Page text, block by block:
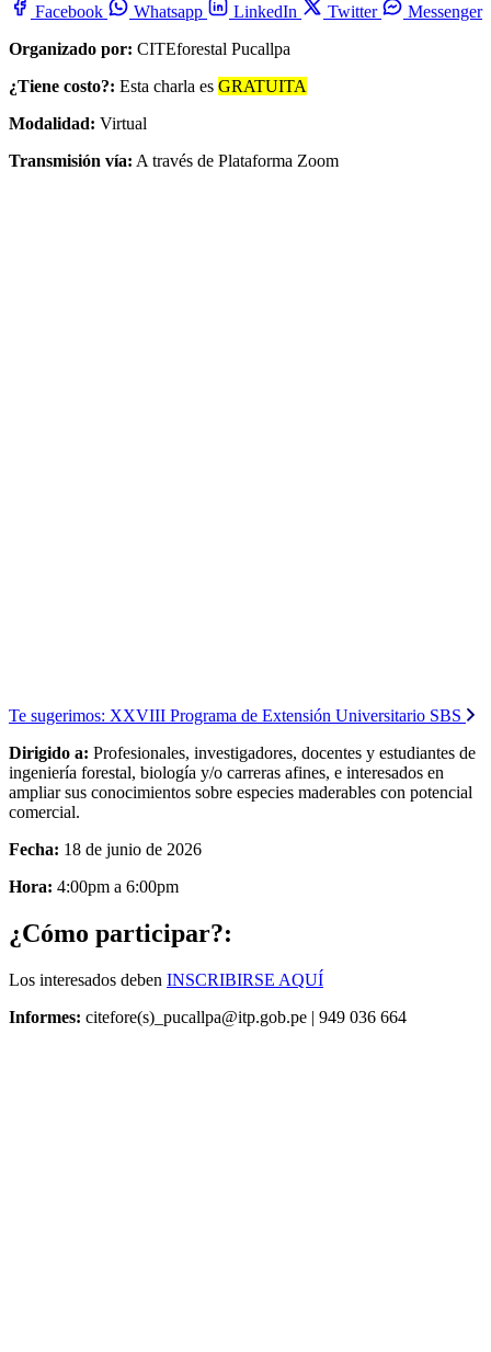
Facebook
Whatsapp LinkedIn Twitter
Messenger
Organizado por: CITEforestal Pucallpa
¿Tiene costo?: Esta charla es GRATUITA
Modalidad: Virtual
Transmisión vía: A través de Plataforma Zoom
Te sugerimos: XXVIII Programa de Extensión Universitario SBS
Dirigido a: Profesionales, investigadores, docentes y estudiantes de
ingeniería forestal, biología y/o carreras afines, e interesados en
ampliar sus conocimientos sobre especies maderables con potencial
comercial.
Fecha: 18 de junio de 2026
Hora: 4:00pm a 6:00pm
¿Cómo participar?:
Los interesados deben INSCRIBIRSE AQUÍ
Informes: citefore(s) _pucallpa@itp.gob.pe | 949 036 664